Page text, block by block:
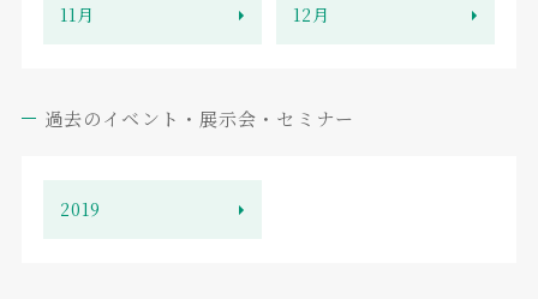
11月 12月
過去のイベント・展示会・セミナー
2019